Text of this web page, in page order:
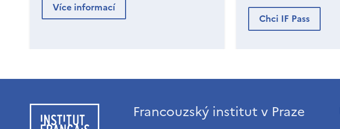
Více informací
Chci IF Pass
Francouzský institut v Praze